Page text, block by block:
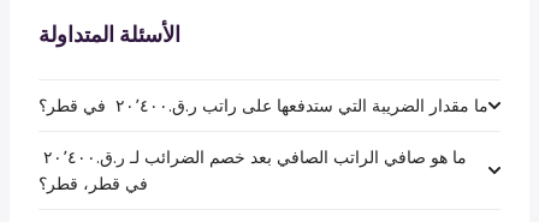
الأسئلة المتداولة
ما مقدار الضريبة التي ستدفعها على راتب ر.ق.‏٢٠٬٤٠٠ ‏ في قطر؟
في قطر، قطر؟